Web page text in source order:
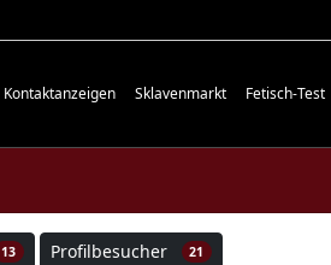
Kontaktanzeigen Sklavenmarkt Fetisch-Test
13 21